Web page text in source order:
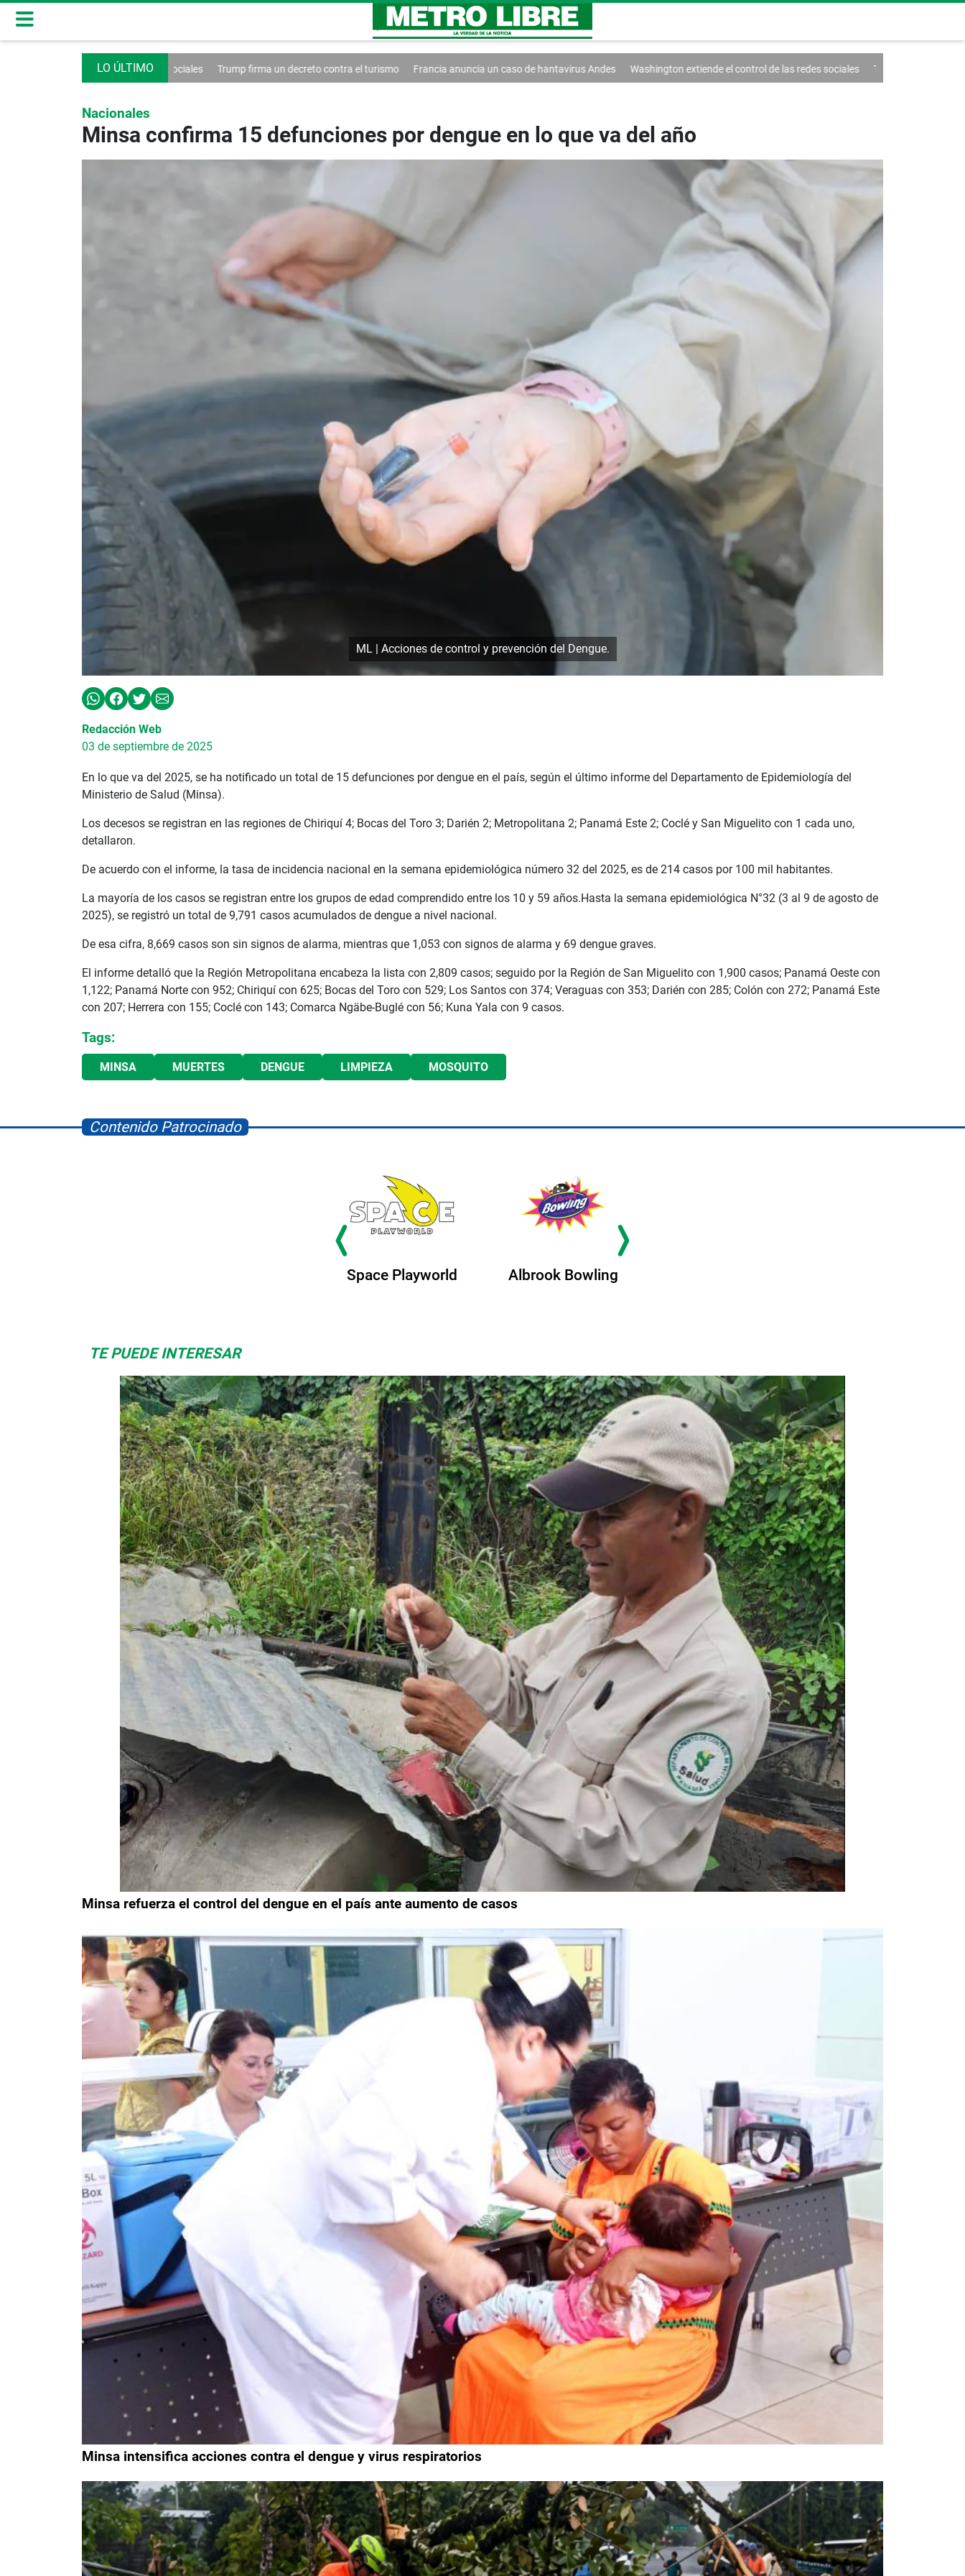
Trump firma un decreto contra el turismo Francia anuncia un caso de hantavirus Andes Washington extiende el control de las redes sociales Trump firma un decreto contra el turismo
Nacionales
Minsa confirma 15 defunciones por dengue en lo que va del año
ML | Acciones de control y prevención del Dengue.
Redacción Web
03 de septiembre de 2025
En lo que va del 2025, se ha notificado un total de 15 defunciones por dengue en el país, según el último informe del Departamento de Epidemiología del
Ministerio de Salud (Minsa).
Los decesos se registran en las regiones de Chiriquí 4; Bocas del Toro 3; Darién 2; Metropolitana 2; Panamá Este 2; Coclé y San Miguelito con 1 cada uno,
detallaron.
De acuerdo con el informe, la tasa de incidencia nacional en la semana epidemiológica número 32 del 2025, es de 214 casos por 100 mil habitantes.
La mayoría de los casos se registran entre los grupos de edad comprendido entre los 10 y 59 años.Hasta la semana epidemiológica N°32 (3 al 9 de agosto de
2025), se registró un total de 9,791 casos acumulados de dengue a nivel nacional.
De esa cifra, 8,669 casos son sin signos de alarma, mientras que 1,053 con signos de alarma y 69 dengue graves.
El informe detalló que la Región Metropolitana encabeza la lista con 2,809 casos; seguido por la Región de San Miguelito con 1,900 casos; Panamá Oeste con
1,122; Panamá Norte con 952; Chiriquí con 625; Bocas del Toro con 529; Los Santos con 374; Veraguas con 353; Darién con 285; Colón con 272; Panamá Este
con 207; Herrera con 155; Coclé con 143; Comarca Ngäbe-Buglé con 56; Kuna Yala con 9 casos.
Tags:
MINSA MUERTES DENGUE LIMPIEZA MOSQUITO
Contenido Patrocinado
Space Playworld Albrook Bowling
TE PUEDE INTERESAR
Minsa refuerza el control del dengue en el país ante aumento de casos
Minsa intensifica acciones contra el dengue y virus respiratorios